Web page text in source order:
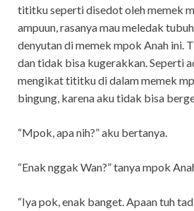
tititku seperti disedot oleh memek
ampuun, rasanya mau meledak
denyutan di memek mpok Anah ini.
dan tidak bisa kugerakkan. Seperti
mengikat tititku di dalam memek
bingung, karena aku tidak bisa
“Mpok, apa nih?” aku bertanya.
“Enak nggak Wan?” tanya mpok
“Iya pok, enak banget. Apaan tuh